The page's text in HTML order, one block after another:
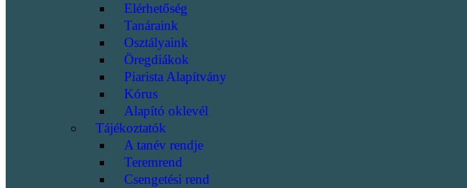
Elérhetőség
Tanáraink
Osztályaink
Öregdiákok
Piarista Alapítvány
Kórus
Alapító oklevél
Tájékoztatók
A tanév rendje
Teremrend
Csengetési rend